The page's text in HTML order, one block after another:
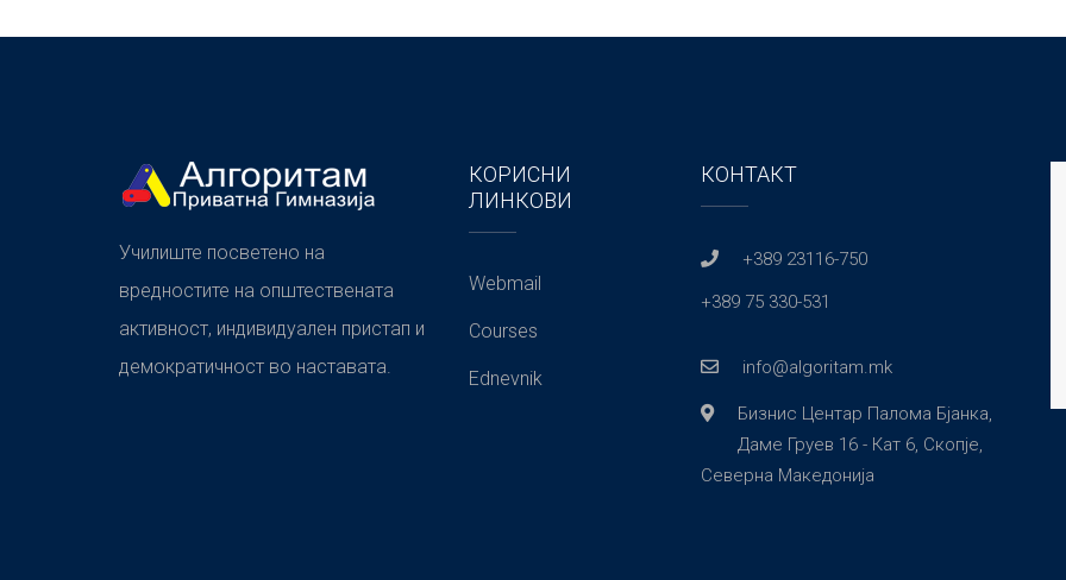
Училиште посветено на
вредностите на општествената
активност, индивидуален пристап и
демократичност во наставата.
КОРИСНИ
ЛИНКОВИ
Webmail
Courses
Ednevnik
КОНТАКТ
+389 23116-750
+389 75 330-531
info@algoritam.mk
Бизнис Центар Палома Бјанка,
Даме Груев 16 - Кат 6, Скопје,
Северна Македонија